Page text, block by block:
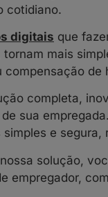
cotidiano.
digitais que
mais
compensação de
completa,
sua
e
solução,
empregador,